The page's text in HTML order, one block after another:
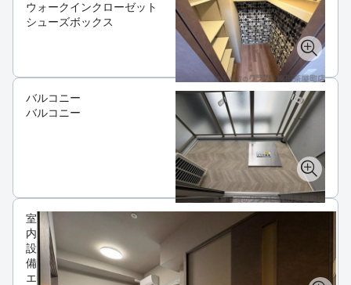
ウォークインクローゼット
シューズボックス
バルコニー
バルコニー
室
内
設
備
エ